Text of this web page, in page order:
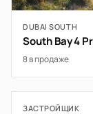
DUBAI SOUTH
South Bay 4
8 в продаже
ЗАСТРОЙЩИК